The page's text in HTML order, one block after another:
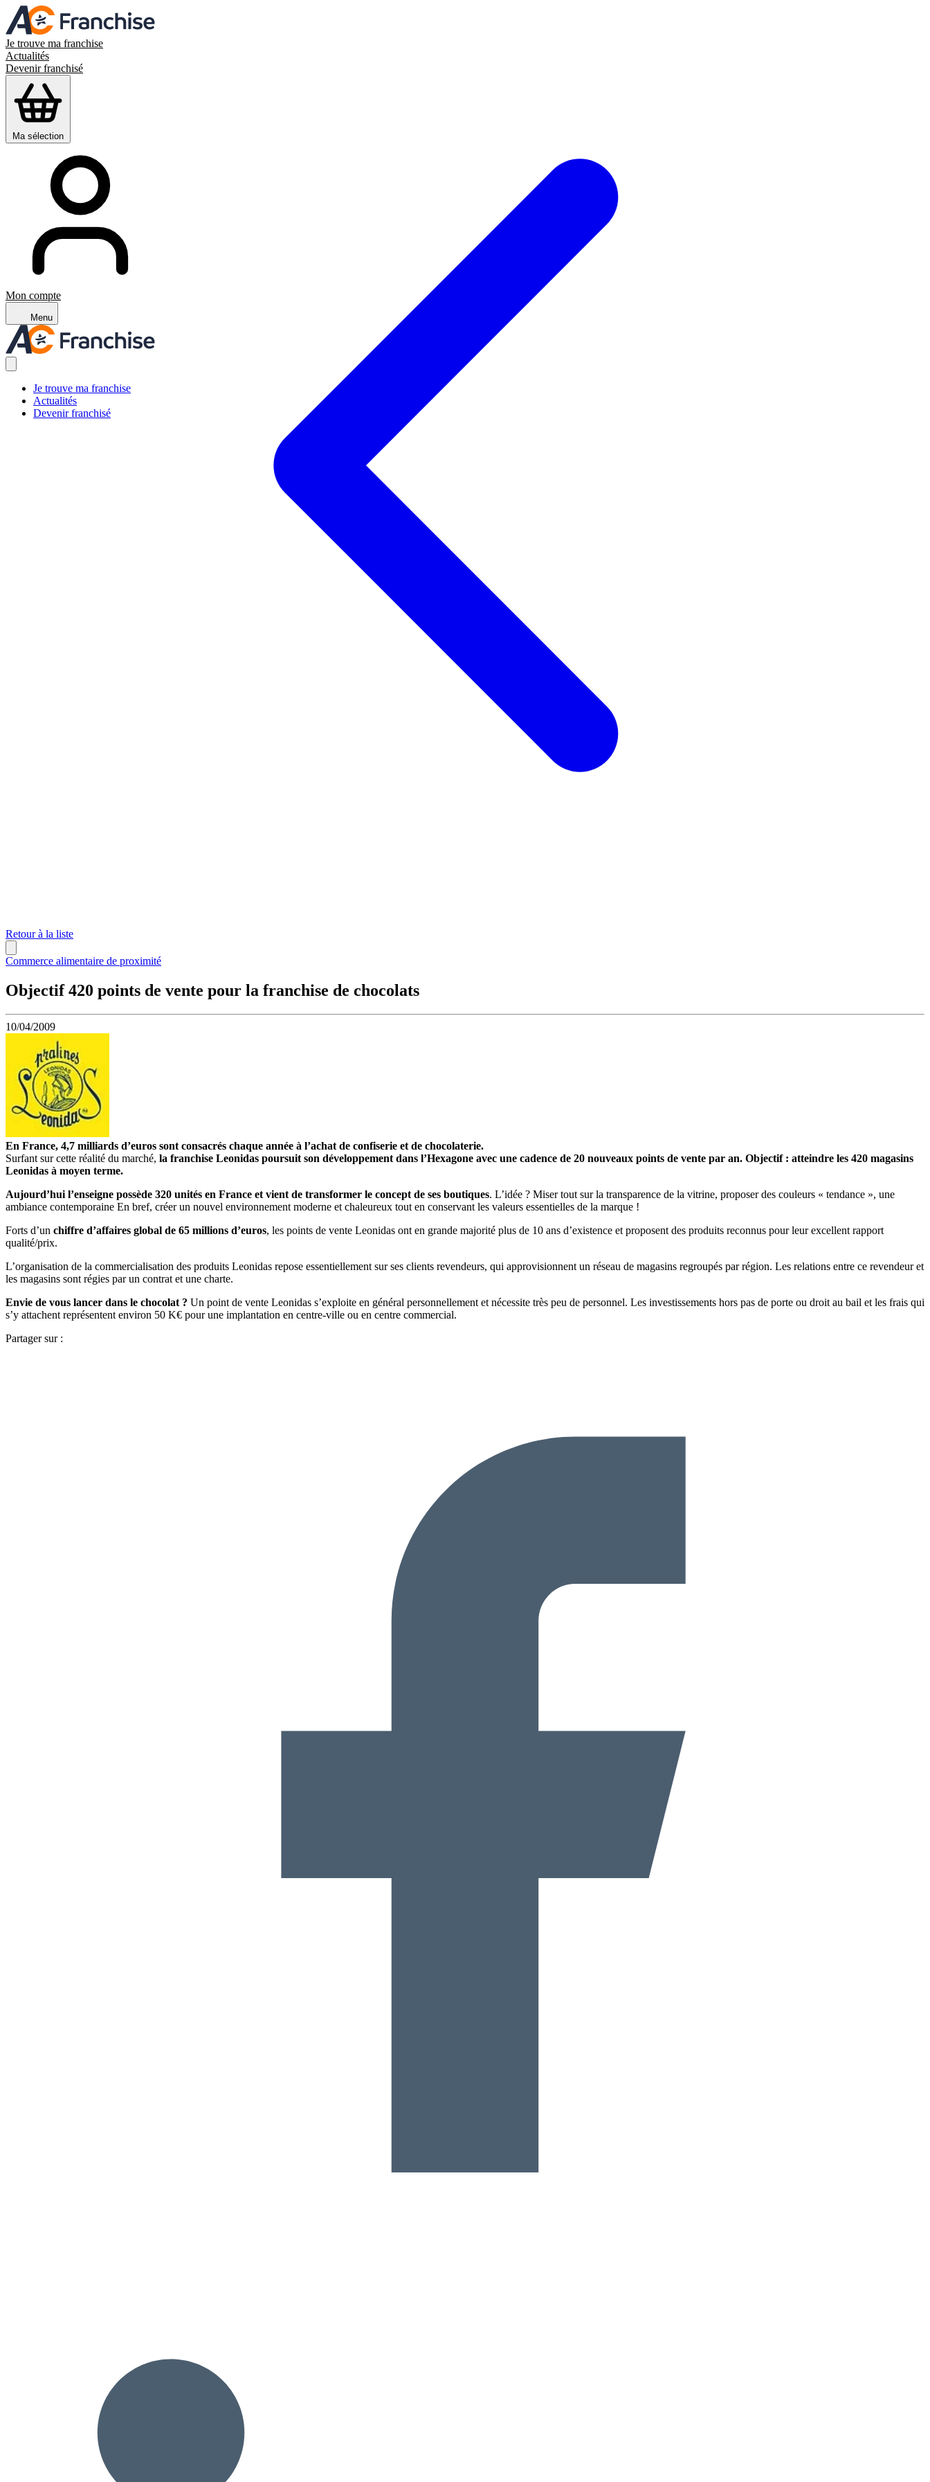
Je trouve ma franchise
Actualités
Devenir franchisé
Ma sélection
Mon compte
Menu
Je trouve ma franchise
Actualités
Devenir franchisé
Retour à la liste
Commerce alimentaire de proximité
Objectif 420 points de vente pour la franchise de chocolats
10/04/2009
En France, 4,7 milliards d’euros sont consacrés chaque année à l’achat de confiserie et de chocolaterie.
Surfant sur cette réalité du marché, la franchise Leonidas poursuit son développement dans l’Hexagone avec une cadence de 20 nouveaux points de vente par an. Objectif : atteindre les 420 magasins
Leonidas à moyen terme.
Aujourd’hui l’enseigne possède 320 unités en France et vient de transformer le concept de ses boutiques. L’idée ? Miser tout sur la transparence de la vitrine, proposer des couleurs « tendance », une
ambiance contemporaine En bref, créer un nouvel environnement moderne et chaleureux tout en conservant les valeurs essentielles de la marque !
Forts d’un chiffre d’affaires global de 65 millions d’euros, les points de vente Leonidas ont en grande majorité plus de 10 ans d’existence et proposent des produits reconnus pour leur excellent rapport
qualité/prix.
L’organisation de la commercialisation des produits Leonidas repose essentiellement sur ses clients revendeurs, qui approvisionnent un réseau de magasins regroupés par région. Les relations entre ce revendeur et
les magasins sont régies par un contrat et une charte.
Envie de vous lancer dans le chocolat ? Un point de vente Leonidas s’exploite en général personnellement et nécessite très peu de personnel. Les investissements hors pas de porte ou droit au bail et les frais qui
s’y attachent représentent environ 50 K€ pour une implantation en centre-ville ou en centre commercial.
Partager sur :